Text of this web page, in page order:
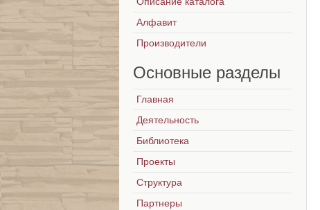
Алфавит
Производители
Основные разделы
Главная
Деятельность
Библиотека
Проекты
Структура
Партнеры